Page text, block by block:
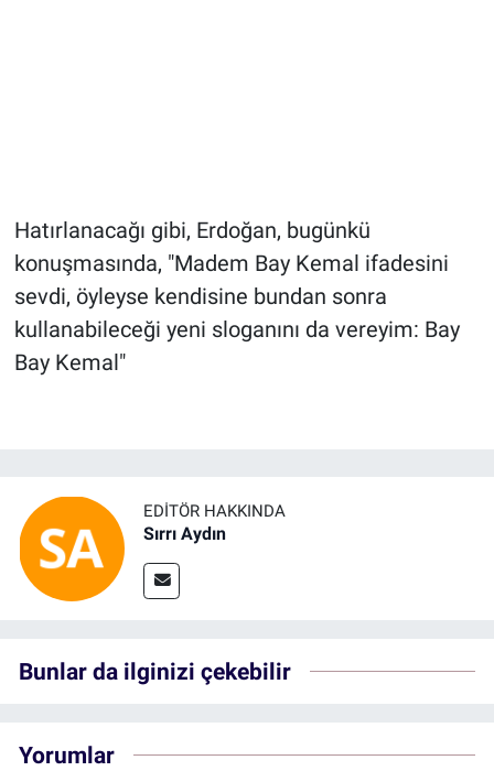
Hatırlanacağı gibi, Erdoğan, bugünkü
konuşmasında, "Madem Bay Kemal ifadesini
sevdi, öyleyse kendisine bundan sonra
kullanabileceği yeni sloganını da vereyim: Bay
Bay Kemal"
EDITÖR HAKKINDA
Sırrı Aydın
Bunlar da ilginizi çekebilir
Yorumlar